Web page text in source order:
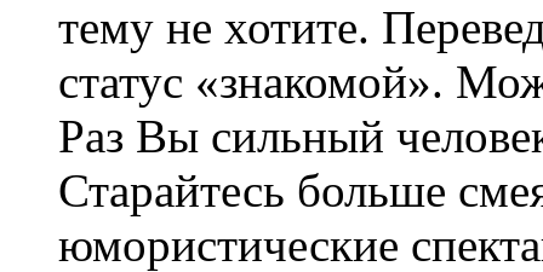
тему не хотите.
статус «знакомой».
Раз Вы сильный
Старайтесь больше
юмористические